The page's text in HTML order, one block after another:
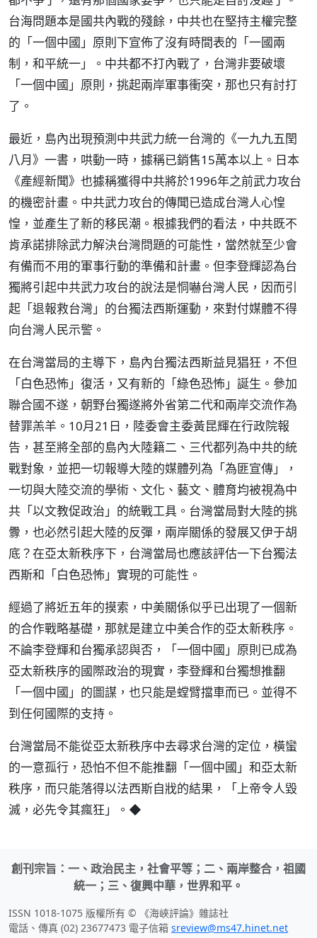
台海問題本是國共內戰的殘餘，中共也在堅持主權完整
的「一個中國」原則下宣佈了沒有時間表的「一國兩
制，和平統一」。中共都不打內戰了，台灣非要破壞
「一個中國」原則，挑起兩岸軍事衝突，那也只有討打
了。
最近，島內出現預測中共武力統一台灣的《一九九五閏
八月》一書，哄動一時，據稱已銷售15萬本以上。日本
《產經新聞》也據稱獲得中共將於1996年之前武力攻台
的機密計畫。中共武力攻台的傳聞已造成台灣人心惶
惶，並產生了新的移民潮。根據我們的看法，中共既不
肯承諾排除武力解決台灣問題的可能性，當然就至少會
有備而不用的軍事行動的準備和計畫。但李登輝認為台
獨將引起中共武力攻台的說法是恫嚇台灣人民，因而引
起「退報救台灣」的台獨法西斯運動，來對付媒體不得
向台灣人民示警。
在台灣當局的主導下，島內台獨法西斯益見猖狂，不但
「白色恐怖」復活，又有新的「綠色恐怖」誕生。參加
聯合國不遂，朝野台獨遂將外省第二代和兩岸交流作為
替罪羔羊。10月21日，陸委會主委黃昆輝在行政院報
告，甚至將全部的島內大陸籍二、三代都列為中共的統
戰對象，並把一切報導大陸的媒體列為「為匪宣傳」，
一切與大陸交流的學術、文化、藝文、體育均被視為中
共「以文教促政治」的統戰工具。台灣當局對大陸的挑
釁，也必然引起大陸的反彈，兩岸關係的發展又伊于胡
底？在亞太新秩序下，台灣當局也應該評估一下台獨法
西斯和「白色恐怖」實現的可能性。
經過了將近五年的摸索，中美關係似乎已出現了一個新
的合作戰略基礎，那就是建立中美合作的亞太新秩序。
不論李登輝和台獨承認與否，「一個中國」原則已成為
亞太新秩序的國際政治的現實，李登輝和台獨想推翻
「一個中國」的圖謀，也只能是螳臂擋車而已。並得不
到任何國際的支持。
台灣當局不能從亞太新秩序中去尋求台灣的定位，橫蠻
的一意孤行，恐怕不但不能推翻「一個中國」和亞太新
秩序，而只能落得以法西斯自戕的結果，「上帝令人毀
滅，必先令其瘋狂」。◆
創刊宗旨：一、政治民主，社會平等；二、兩岸整合，祖國
統一；三、復興中華，世界和平。
ISSN 1018-1075 版權所有 © 《海峽評論》雜誌社
電話、傳真 (02) 23677473 電子信箱 sreview@ms47.hinet.net